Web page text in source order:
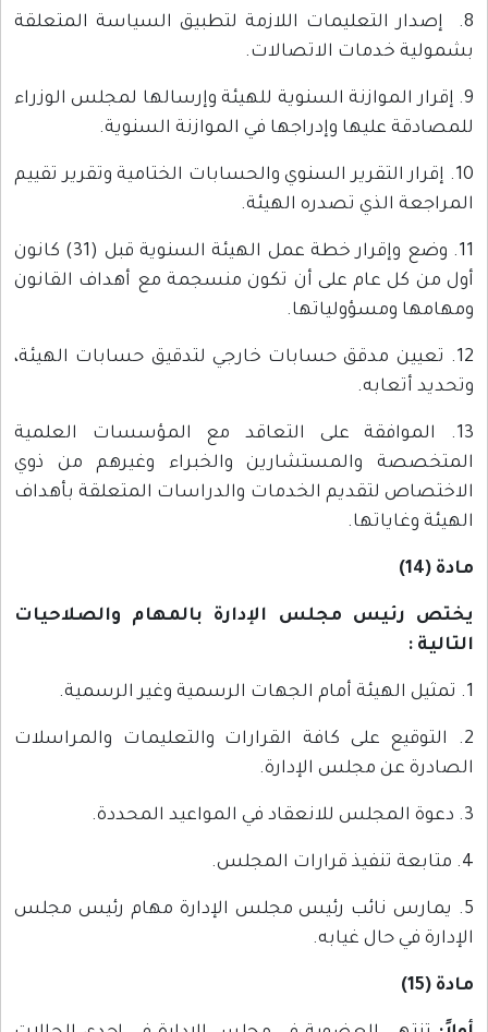
8. إصدار التعليمات اللازمة لتطبيق السياسة المتعلقة
بشمولية خدمات الاتصالات.
9. إقرار الموازنة السنوية للهيئة وإرسالها لمجلس الوزراء
للمصادقة عليها وإدراجها في الموازنة السنوية.
10. إقرار التقرير السنوي والحسابات الختامية وتقرير تقييم
المراجعة الذي تصدره الهيئة.
11. وضع وإقرار خطة عمل الهيئة السنوية قبل (31) كانون
أول من كل عام على أن تكون منسجمة مع أهداف القانون
ومهامها ومسؤولياتها.
12. تعيين مدقق حسابات خارجي لتدقيق حسابات الهيئة،
وتحديد أتعابه.
13. الموافقة على التعاقد مع المؤسسات العلمية
المتخصصة والمستشارين والخبراء وغيرهم من ذوي
الاختصاص لتقديم الخدمات والدراسات المتعلقة بأهداف
الهيئة وغاياتها.
مادة (14)
يختص رئيس مجلس الإدارة بالمهام والصلاحيات
التالية :
1. تمثيل الهيئة أمام الجهات الرسمية وغير الرسمية.
2. التوقيع على كافة القرارات والتعليمات والمراسلات
الصادرة عن مجلس الإدارة.
3. دعوة المجلس للانعقاد في المواعيد المحددة.
4. متابعة تنفيذ قرارات المجلس.
5. يمارس نائب رئيس مجلس الإدارة مهام رئيس مجلس
الإدارة في حال غيابه.
مادة (15)